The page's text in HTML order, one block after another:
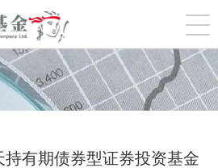
切
持有期债券型证券投资基金